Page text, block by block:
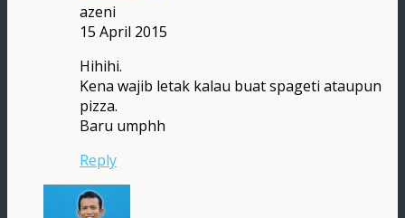
azeni
15 April 2015
Hihihi.
Kena wajib letak kalau buat spageti ataupun
pizza.
Baru umphh
Reply